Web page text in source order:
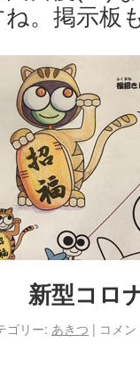
ね。掲示板
新型コロ
ゴリー: あきつ | コメ